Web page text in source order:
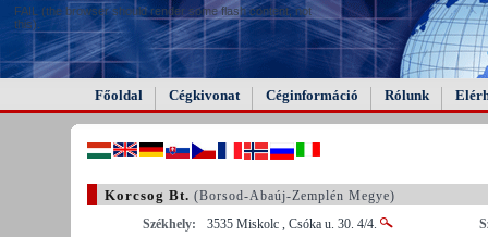
FAIL (the browser should render some flash content, not
this).
Főoldal Cégkivonat Céginformáció Rólunk
Korcsog Bt. (Borsod-Abaúj-Zemplén Megye)
Székhely:
3535 Miskolc , Csóka u. 30. 4/4.